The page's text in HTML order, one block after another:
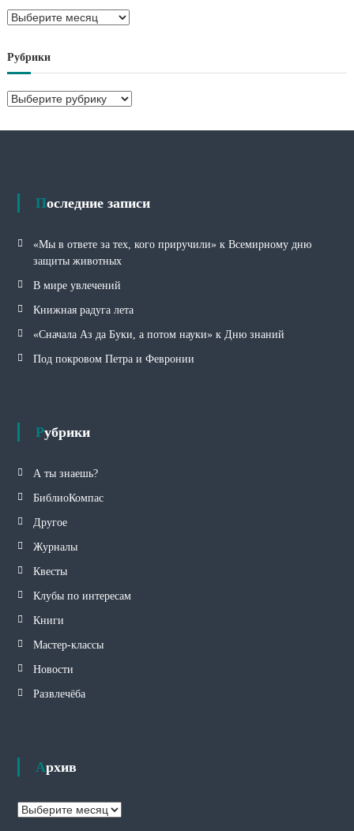
А
ы
Рубрики
Р
б
Последние записи
«Мы в ответе за тех, кого приручили» к Всемирному дню
защиты животных
В мире увлечений
Книжная радуга лета
«Сначала Аз да Буки, а потом науки» к Дню знаний
Под покровом Петра и Февронии
Рубрики
А ты знаешь?
БиблиоКомпас
Другое
Журналы
Квесты
Клубы по интересам
Книги
Мастер-классы
Новости
Развлечёба
Архив
А